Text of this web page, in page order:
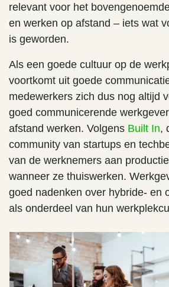
relevant voor het
en werken op afstand – iets wat
is geworden.
Als een goede cultuur op de
voortkomt uit goede
medewerkers zich dus nog altijd
goed communicerende
afstand werken. Volgens Built In,
community van startups en
van de werknemers aan
wanneer ze thuiswerken.
goed nadenken over hybride- en
als onderdeel van hun